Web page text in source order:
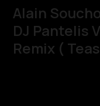
Alain
DJ Pantelis
Remix (